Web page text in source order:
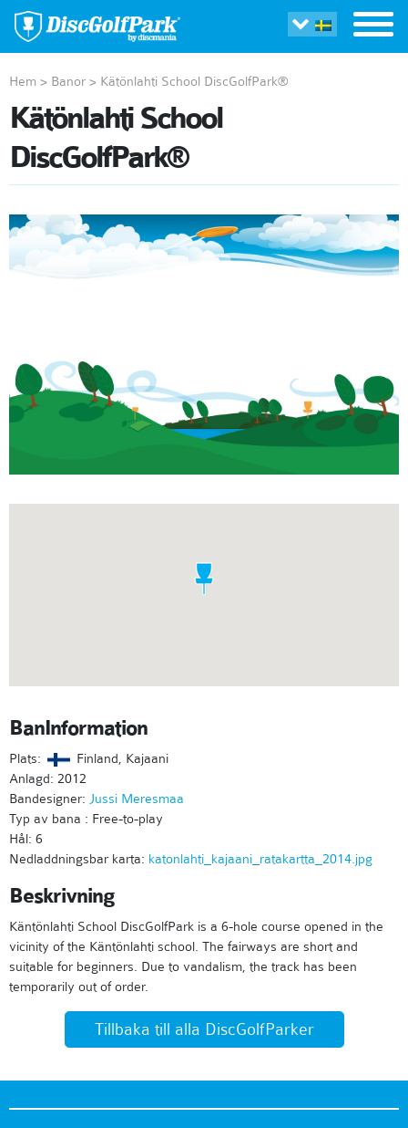
Hem > Banor > Kätönlahti School DiscGolfPark®
Kätönlahti School
DiscGolfPark®
BanInformation
Plats:
Finland, Kajaani
Anlagd: 2012
Bandesigner: Jussi Meresmaa
Typ av bana : Free-to-play
Hål: 6
Nedladdningsbar karta: katonlahti_kajaani_ratakartta_2014.jpg
Beskrivning
Käntönlahti School DiscGolfPark is a 6-hole course opened in the
vicinity of the Käntönlahti school. The fairways are short and
suitable for beginners. Due to vandalism, the track has been
temporarily out of order.
Tillbaka till alla DiscGolfParker